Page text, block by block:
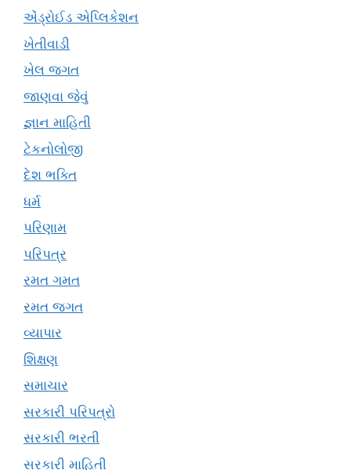
એંડ્રોઈડ એપ્લિકેશન
ખેતીવાડી
ખેલ જગત
જાણવા જેવું
જ્ઞાન માહિતી
ટેકનોલોજી
દેશ ભક્તિ
ધર્મ
પરિણામ
પરિપત્ર
રમત ગમત
રમત જગત
વ્યાપાર
શિક્ષણ
સમાચાર
સરકારી પરિપત્રો
સરકારી ભરતી
સરકારી માહિતી